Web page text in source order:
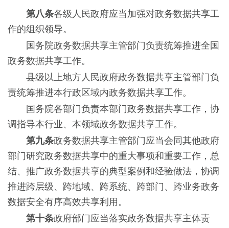
第八条各级人民政府应当加强对政务数据共享工
作的组织领导。
国务院政务数据共享主管部门负责统筹推进全国
政务数据共享工作。
县级以上地方人民政府政务数据共享主管部门负
责统筹推进本行政区域内政务数据共享工作。
国务院各部门负责本部门政务数据共享工作，协
调指导本行业、本领域政务数据共享工作。
第九条政务数据共享主管部门应当会同其他政府
部门研究政务数据共享中的重大事项和重要工作，总
结、推广政务数据共享的典型案例和经验做法，协调
推进跨层级、跨地域、跨系统、跨部门、跨业务政务
数据安全有序高效共享利用。
第十条政府部门应当落实政务数据共享主体责